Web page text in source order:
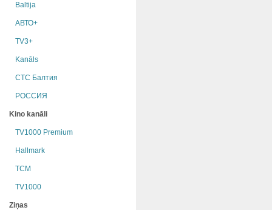
Baltija
АВТО+
TV3+
Kanāls
СТС Балтия
РОССИЯ
Kino kanāli
TV1000 Premium
Hallmark
TCM
TV1000
Ziņas